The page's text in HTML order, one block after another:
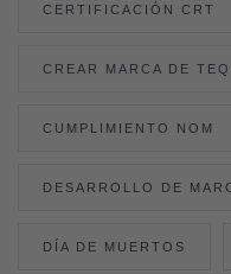
CERTIFICACIÓN CRT
CREAR MARCA DE
CUMPLIMIENTO NOM
DESARROLLO DE
DÍA DE MUERTOS